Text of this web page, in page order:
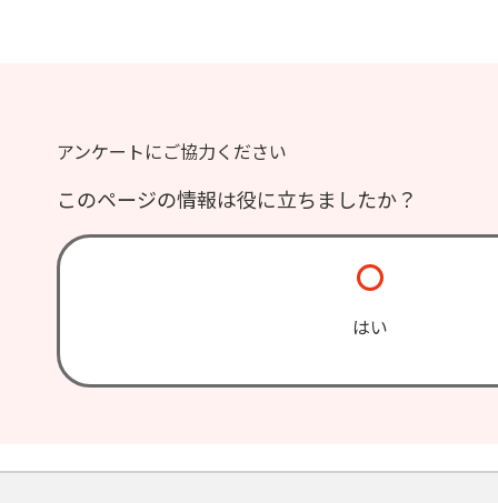
アンケートにご協力ください
このページの情報は役に立ちましたか？
はい